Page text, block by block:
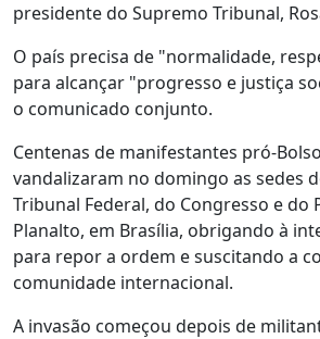
presidente do Supremo Tribunal,
O país precisa de "normalidade,
para alcançar "progresso e justiça
o comunicado conjunto.
Centenas de manifestantes pró-
vandalizaram no domingo as sedes
Tribunal Federal, do Congresso e do
Planalto, em Brasília, obrigando à
para repor a ordem e suscitando a
comunidade internacional.
A invasão começou depois de